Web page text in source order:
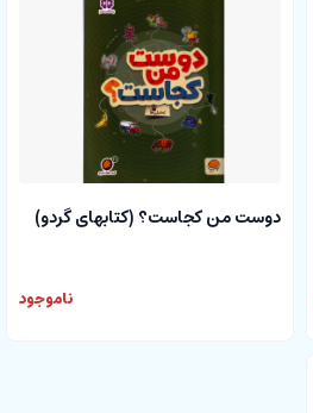
دوست من کجاست؟ (کتابهای گردو)
ناموجود